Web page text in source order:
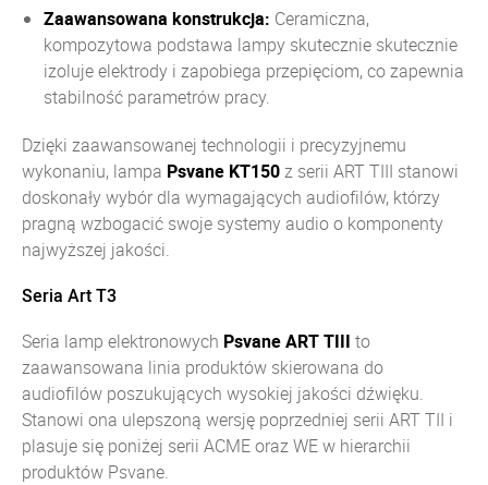
Zaawansowana konstrukcja: Ceramiczna,
kompozytowa podstawa lampy skutecznie skutecznie
izoluje elektrody i zapobiega przepięciom, co zapewnia
stabilność parametrów pracy.
Dzięki zaawansowanej technologii i precyzyjnemu
wykonaniu, lampa Psvane KT150z serii ART TIII stanowi
doskonały wybór dla wymagających audiofilów, którzy
pragną wzbogacić swoje systemy audio o komponenty
najwyższej jakości.
Seria Art T3
Seria lamp elektronowych Psvane ART TIII to
zaawansowana linia produktów skierowana do
audiofilów poszukujących wysokiej jakości dźwięku.
Stanowi ona ulepszoną wersję poprzedniej serii ART TII i
plasuje się poniżej serii ACME oraz WE w hierarchii
produktów Psvane.